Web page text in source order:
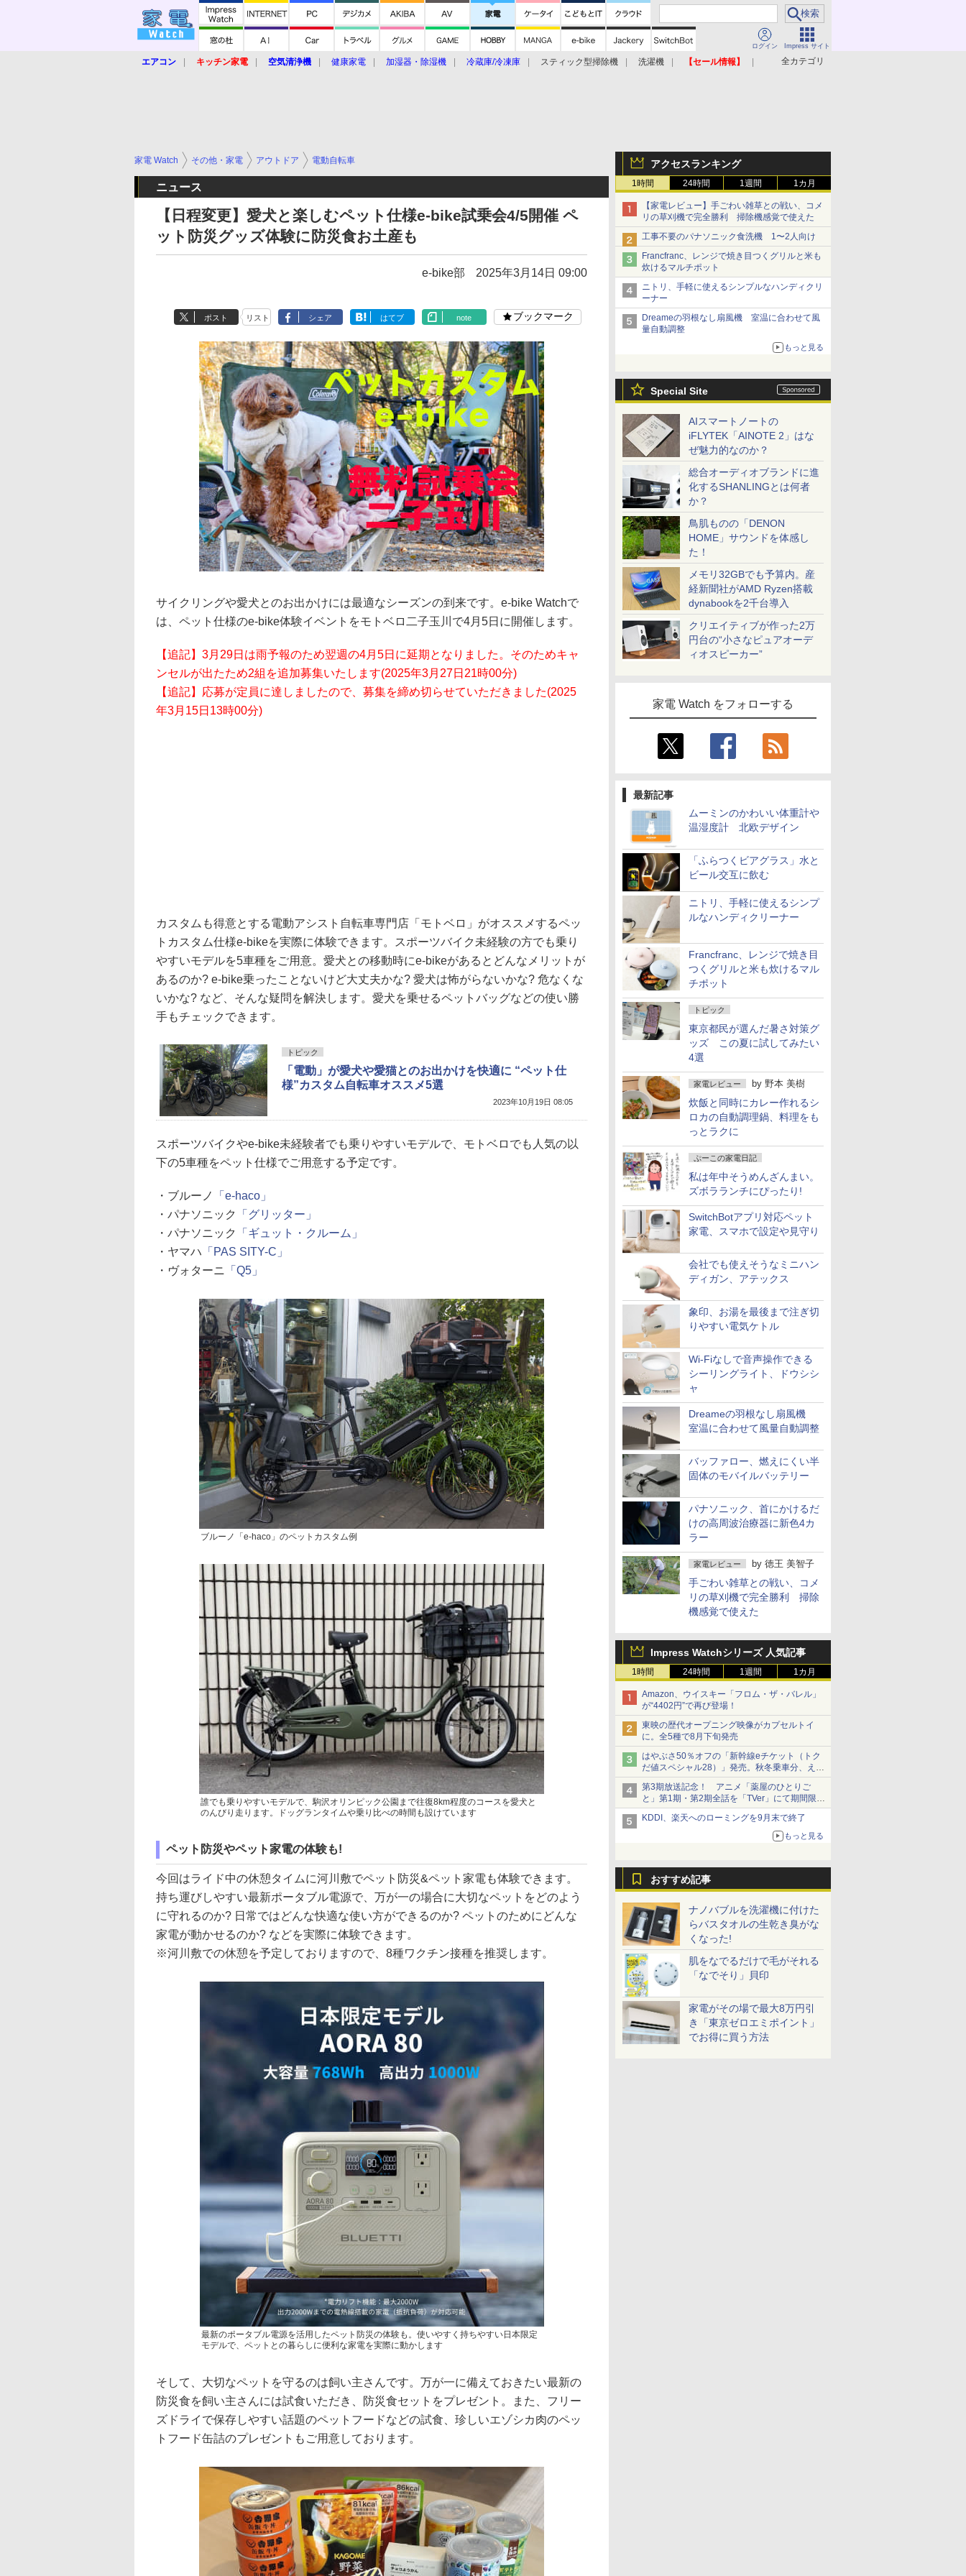
ログイン Impress サイト
全カテゴリ
エアコン キッチン家電 空気清浄機 健康家電 加湿器・除湿機 冷蔵庫/冷凍庫 スティック型掃除機 洗濯機
【セール情報】
アクセスランキング
1時間 24時間 1週間 1カ月
【家電レビュー】手ごわい雑草との戦い、コメ
リの草刈機で完全勝利 掃除機感覚で使えた
工事不要のパナソニック食洗機 1〜2人向け
Francfranc、レンジで焼き目つくグリルと米も
炊けるマルチポット
ニトリ、手軽に使えるシンプルなハンディクリ
ーナー
Dreameの羽根なし扇風機 室温に合わせて風
量自動調整
もっと見る
Special Site
AIスマートノートの
iFLYTEK「AINOTE 2」はな
ぜ魅力的なのか？
総合オーディオブランドに進
化するSHANLINGとは何者
か？
鳥肌ものの「DENON
HOME」サウンドを体感し
た！
メモリ32GBでも予算内。産
経新聞社がAMD Ryzen搭載
dynabookを2千台導入
クリエイティブが作った2万
円台の“小さなピュアオーデ
ィオスピーカー”
家電 Watch をフォローする
最新記事
ムーミンのかわいい体重計や
温湿度計 北欧デザイン
「ふらつくビアグラス」水と
ビール交互に飲む
ニトリ、手軽に使えるシンプ
ルなハンディクリーナー
Francfranc、レンジで焼き目
つくグリルと米も炊けるマル
チポット
トピック
東京都民が選んだ暑さ対策グ
ッズ この夏に試してみたい
4選
家電レビュー by 野本 美樹
炊飯と同時にカレー作れるシ
ロカの自動調理鍋、料理をも
っとラクに
ぷーこの家電日記
私は年中そうめんざんまい。
ズボラランチにぴったり!
SwitchBotアプリ対応ペット
家電、スマホで設定や見守り
会社でも使えそうなミニハン
ディガン、アテックス
象印、お湯を最後まで注ぎ切
りやすい電気ケトル
Wi-Fiなしで音声操作できる
シーリングライト、ドウシシ
ャ
Dreameの羽根なし扇風機
室温に合わせて風量自動調整
バッファロー、燃えにくい半
固体のモバイルバッテリー
パナソニック、首にかけるだ
けの高周波治療器に新色4カ
ラー
家電レビュー by 徳王 美智子
手ごわい雑草との戦い、コメ
リの草刈機で完全勝利 掃除
機感覚で使えた
Impress Watchシリーズ 人気記事
1時間 24時間 1週間 1カ月
Amazon、ウイスキー「フロム・ザ・バレル」
が“4402円”で再び登場！
東映の歴代オープニング映像がカプセルトイ
に。全5種で8月下旬発売
はやぶさ50％オフの「新幹線eチケット（トク
だ値スペシャル28）」発売。秋冬乗車分、えき
ねっと限定
第3期放送記念！ アニメ「薬屋のひとりご
と」第1期・第2期全話を「TVer」にて期間限定
で順次無料配信開始
KDDI、楽天へのローミングを9月末で終了
もっと見る
おすすめ記事
ナノバブルを洗濯機に付けた
らバスタオルの生乾き臭がな
くなった!
肌をなでるだけで毛がそれる
「なでそり」貝印
家電がその場で最大8万円引
き「東京ゼロエミポイント」
でお得に買う方法
家電 Watch その他・家電 アウトドア 電動自転車
ニュース
【日程変更】愛犬と楽しむペット仕様e-bike試乗会4/5開催 ペ
ット防災グッズ体験に防災食お土産も
e-bike部 2025年3月14日 09:00
ポスト リスト シェア はてブ note ブックマーク
サイクリングや愛犬とのお出かけには最適なシーズンの到来です。e-bike Watchで
は、ペット仕様のe-bike体験イベントをモトベロ二子玉川で4月5日に開催します。
【追記】3月29日は雨予報のため翌週の4月5日に延期となりました。そのためキャ
ンセルが出たため2組を追加募集いたします(2025年3月27日21時00分)
【追記】応募が定員に達しましたので、募集を締め切らせていただきました(2025
年3月15日13時00分)
カスタムも得意とする電動アシスト自転車専門店「モトベロ」がオススメするペッ
トカスタム仕様e-bikeを実際に体験できます。スポーツバイク未経験の方でも乗り
やすいモデルを5車種をご用意。愛犬との移動時にe-bikeがあるとどんなメリットが
あるのか? e-bike乗ったことないけど大丈夫かな? 愛犬は怖がらないかな? 危なくな
いかな? など、そんな疑問を解決します。愛犬を乗せるペットバッグなどの使い勝
手もチェックできます。
トピック
「電動」が愛犬や愛猫とのお出かけを快適に “ペット仕
様”カスタム自転車オススメ5選
2023年10月19日 08:05
スポーツバイクやe-bike未経験者でも乗りやすいモデルで、モトベロでも人気の以
下の5車種をペット仕様でご用意する予定です。
・ブルーノ
「e-haco」
・パナソニック
「グリッター」
・パナソニック
「ギュット・クルーム」
・ヤマハ 「PAS SITY-C」
・ヴォターニ
「Q5」
ブルーノ「e-haco」のペットカスタム例
誰でも乗りやすいモデルで、駒沢オリンピック公園まで往復8km程度のコースを愛犬と
のんびり走ります。ドッグランタイムや乗り比べの時間も設けています
ペット防災やペット家電の体験も!
今回はライド中の休憩タイムに河川敷でペット防災&ペット家電も体験できます。
持ち運びしやすい最新ポータブル電源で、万が一の場合に大切なペットをどのよう
に守れるのか? 日常ではどんな快適な使い方ができるのか? ペットのためにどんな
家電が動かせるのか? などを実際に体験できます。
※河川敷での休憩を予定しておりますので、8種ワクチン接種を推奨します。
最新のポータブル電源を活用したペット防災の体験も。使いやすく持ちやすい日本限定
モデルで、ペットとの暮らしに便利な家電を実際に動かします
そして、大切なペットを守るのは飼い主さんです。万が一に備えておきたい最新の
防災食を飼い主さんには試食いただき、防災食セットをプレゼント。また、フリー
ズドライで保存しやすい話題のペットフードなどの試食、珍しいエゾシカ肉のペッ
トフード缶詰のプレゼントもご用意しております。